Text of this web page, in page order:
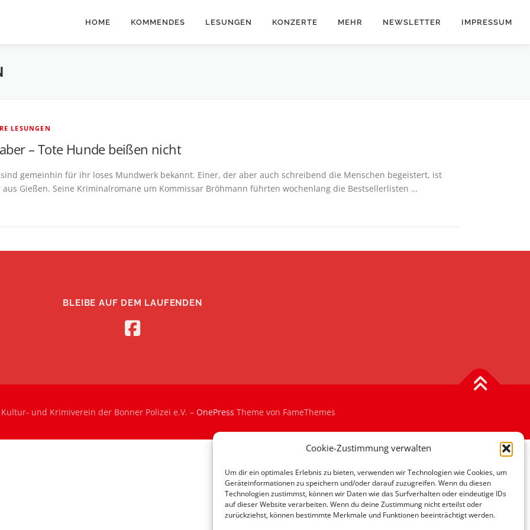
Cookie-Zustimmung verwalten
Um dir ein optimales Erlebnis zu bieten, verwenden wir Technologien wie Cookies, um
Geräteinformationen zu speichern und/oder darauf zuzugreifen. Wenn du diesen
Technologien zustimmst, können wir Daten wie das Surfverhalten oder eindeutige IDs
auf dieser Website verarbeiten. Wenn du deine Zustimmung nicht erteilst oder
zurückziehst, können bestimmte Merkmale und Funktionen beeinträchtigt werden.
HOME KOMMENDES LESUNGEN KONZERTE MEHR NEWSLETTER IMPRESSUM
LESUNGEN
– Tote Hunde beißen nicht
gemeinhin für ihr loses Mundwerk bekannt. Einer, der aber auch schreibend die Menschen begeistert, ist
aus Gießen. Seine Kriminalromane um Kommissar Bröhmann führten wochenlang die Bestsellerlisten …
BLEIBE AUF DEM LAUFENDEN
und Krimiverein der Bonner Polizei e.V. – OnePress Theme von FameThemes